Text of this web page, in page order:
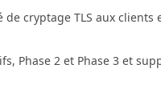
cryptage TLS aux
Phase 2 et Phase 3 et